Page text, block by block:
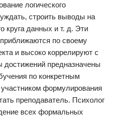
логического
строить выводы на
круга данных и т. д. Эти
по своему
и высоко коррелируют с
достижений предназначены
по конкретным
формулирования
преподаватель. Психолог
всех формальных